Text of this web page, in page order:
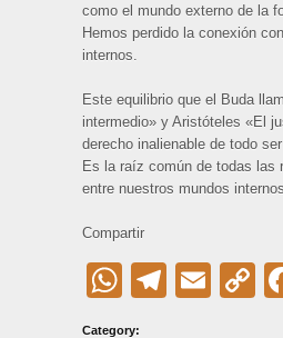
como el mundo externo de la
Hemos perdido la conexión
internos.
Este equilibrio que el Buda
intermedio» y Aristóteles «El
derecho inalienable de todo ser
Es la raíz común de todas las
entre nuestros mundos
Compartir
Category: